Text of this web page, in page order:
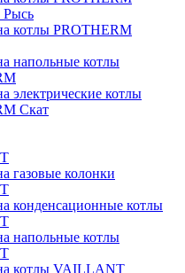
Рысь
котлы PROTHERM
напольные котлы
электрические котлы
Скат
газовые колонки
конденсационные котлы
напольные котлы
котлы VAILLANT